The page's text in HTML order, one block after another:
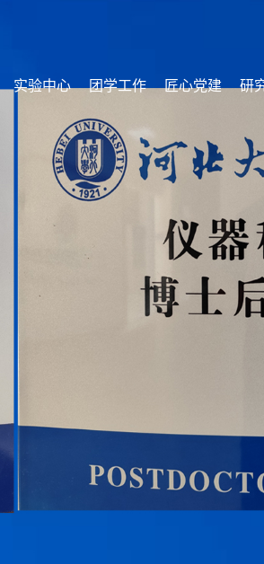
研
匠心党建
团学工作
实验中心